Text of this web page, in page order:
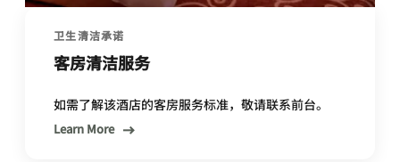
卫生清洁承诺
客房清洁服务
如需了解该酒店的客房服务标准，敬请联系前台。
Learn More